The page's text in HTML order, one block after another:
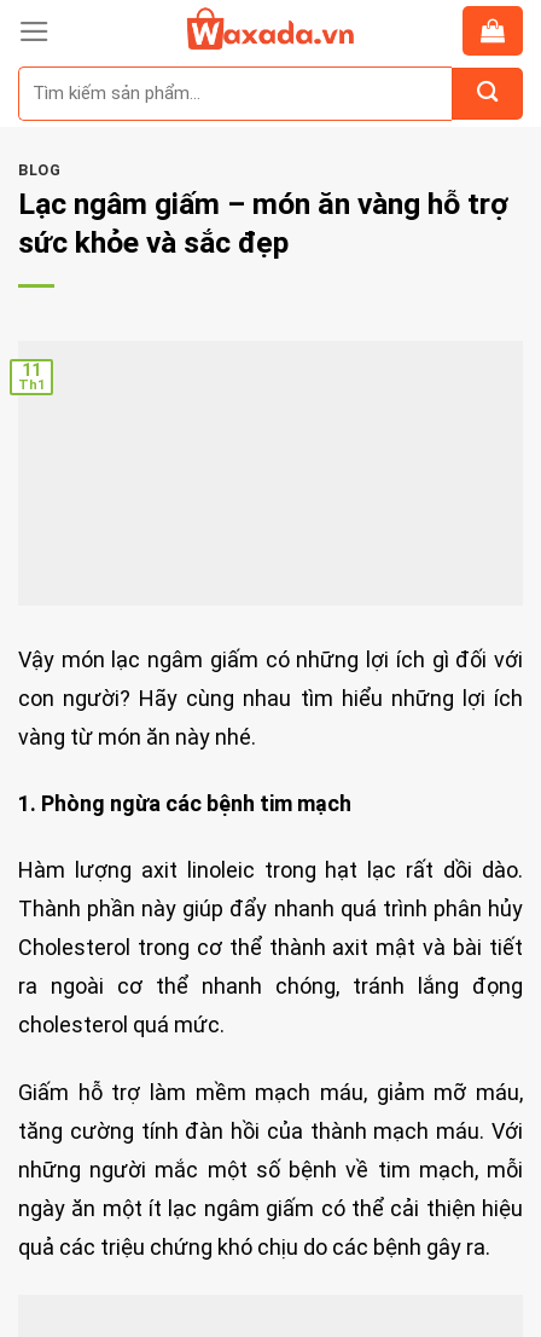
Skip
content
BLOG
Lạc ngâm giấm – món ăn vàng hỗ trợ
sức khỏe và sắc đẹp
11
Th1
Vậy món lạc ngâm giấm có những lợi ích gì đối với
con người? Hãy cùng nhau tìm hiểu những lợi ích
vàng từ món ăn này nhé.
1. Phòng ngừa các bệnh tim mạch
Hàm lượng axit linoleic trong hạt lạc rất dồi dào.
Thành phần này giúp đẩy nhanh quá trình phân hủy
Cholesterol trong cơ thể thành axit mật và bài tiết
ra ngoài cơ thể nhanh chóng, tránh lắng đọng
cholesterol quá mức.
Giấm hỗ trợ làm mềm mạch máu, giảm mỡ máu,
tăng cường tính đàn hồi của thành mạch máu. Với
những người mắc một số bệnh về tim mạch, mỗi
ngày ăn một ít lạc ngâm giấm có thể cải thiện hiệu
quả các triệu chứng khó chịu do các bệnh gây ra.